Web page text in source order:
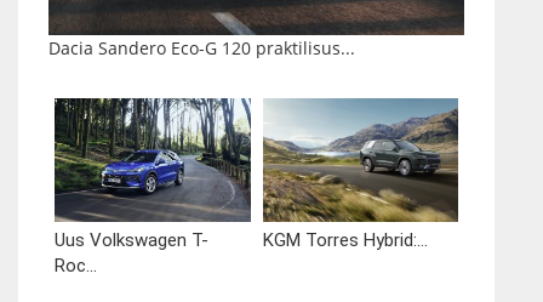
Dacia Sandero Eco-G 120 praktilisus...
Uus Volkswagen T-
Roc...
KGM Torres Hybrid:...